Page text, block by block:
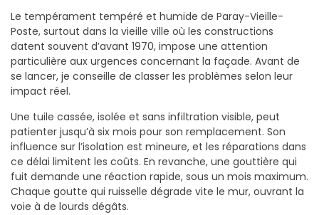
Le tempérament tempéré et humide de Paray-Vieille-
Poste, surtout dans la vieille ville où les constructions
datent souvent d’avant 1970, impose une attention
particulière aux urgences concernant la façade. Avant de
se lancer, je conseille de classer les problèmes selon leur
impact réel.
Une tuile cassée, isolée et sans infiltration visible, peut
patienter jusqu’à six mois pour son remplacement. Son
influence sur l’isolation est mineure, et les réparations dans
ce délai limitent les coûts. En revanche, une gouttière qui
fuit demande une réaction rapide, sous un mois maximum.
Chaque goutte qui ruisselle dégrade vite le mur, ouvrant la
voie à de lourds dégâts.